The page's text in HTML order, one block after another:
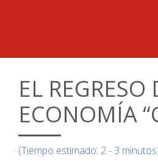
EL REGRESO
ECONOMÍA
(Tiempo estimado: 2 - 3